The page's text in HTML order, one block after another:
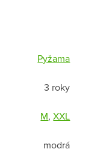
Pyžama
3 roky
M,XXL
modrá